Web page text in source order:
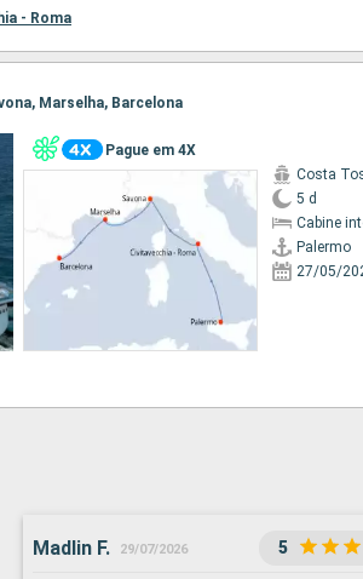
- Roma
Marselha, Barcelona
Pague em 4X
Costa
5 d
Cabine
Palermo
27/05/
Madlin F. 29/07/2026 5